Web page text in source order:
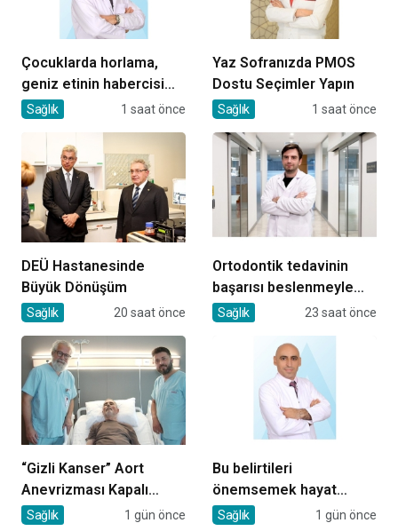
Çocuklarda horlama,
geniz etinin habercisi
olabilir!
Sağlık 1 saat önce
Yaz Sofranızda PMOS
Dostu Seçimler Yapın
Sağlık 1 saat önce
DEÜ Hastanesinde
Büyük Dönüşüm
Sağlık 20 saat önce
Ortodontik tedavinin
başarısı beslenmeyle
başlar!
Sağlık 23 saat önce
“Gizli Kanser” Aort
Anevrizması Kapalı
Yöntemle Tedavi Edildi
Sağlık 1 gün önce
Bu belirtileri
önemsemek hayat
kurtarıyor
Sağlık 1 gün önce